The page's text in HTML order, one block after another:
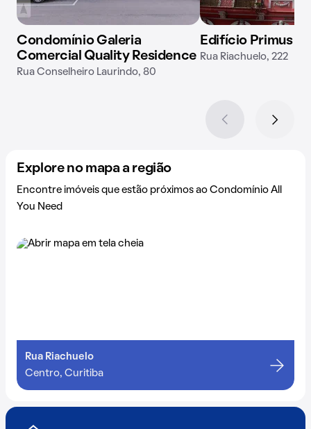
Condomínio Galeria
Comercial Quality Residence
Rua Conselheiro Laurindo, 80
Edifício Primus
Rua Riachuelo, 222
Explore no mapa a região
Encontre imóveis que estão próximos ao Condomínio All
You Need
Rua Riachuelo
Centro, Curitiba